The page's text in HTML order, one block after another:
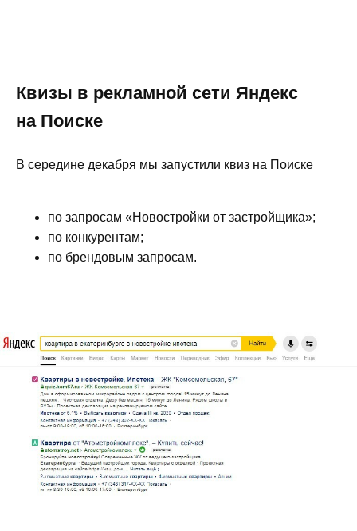
Квизы в рекламной сети Яндекс
на Поиске
В середине декабря мы запустили квиз на Поиске
по запросам «Новостройки от застройщика»;
по конкурентам;
по брендовым запросам.